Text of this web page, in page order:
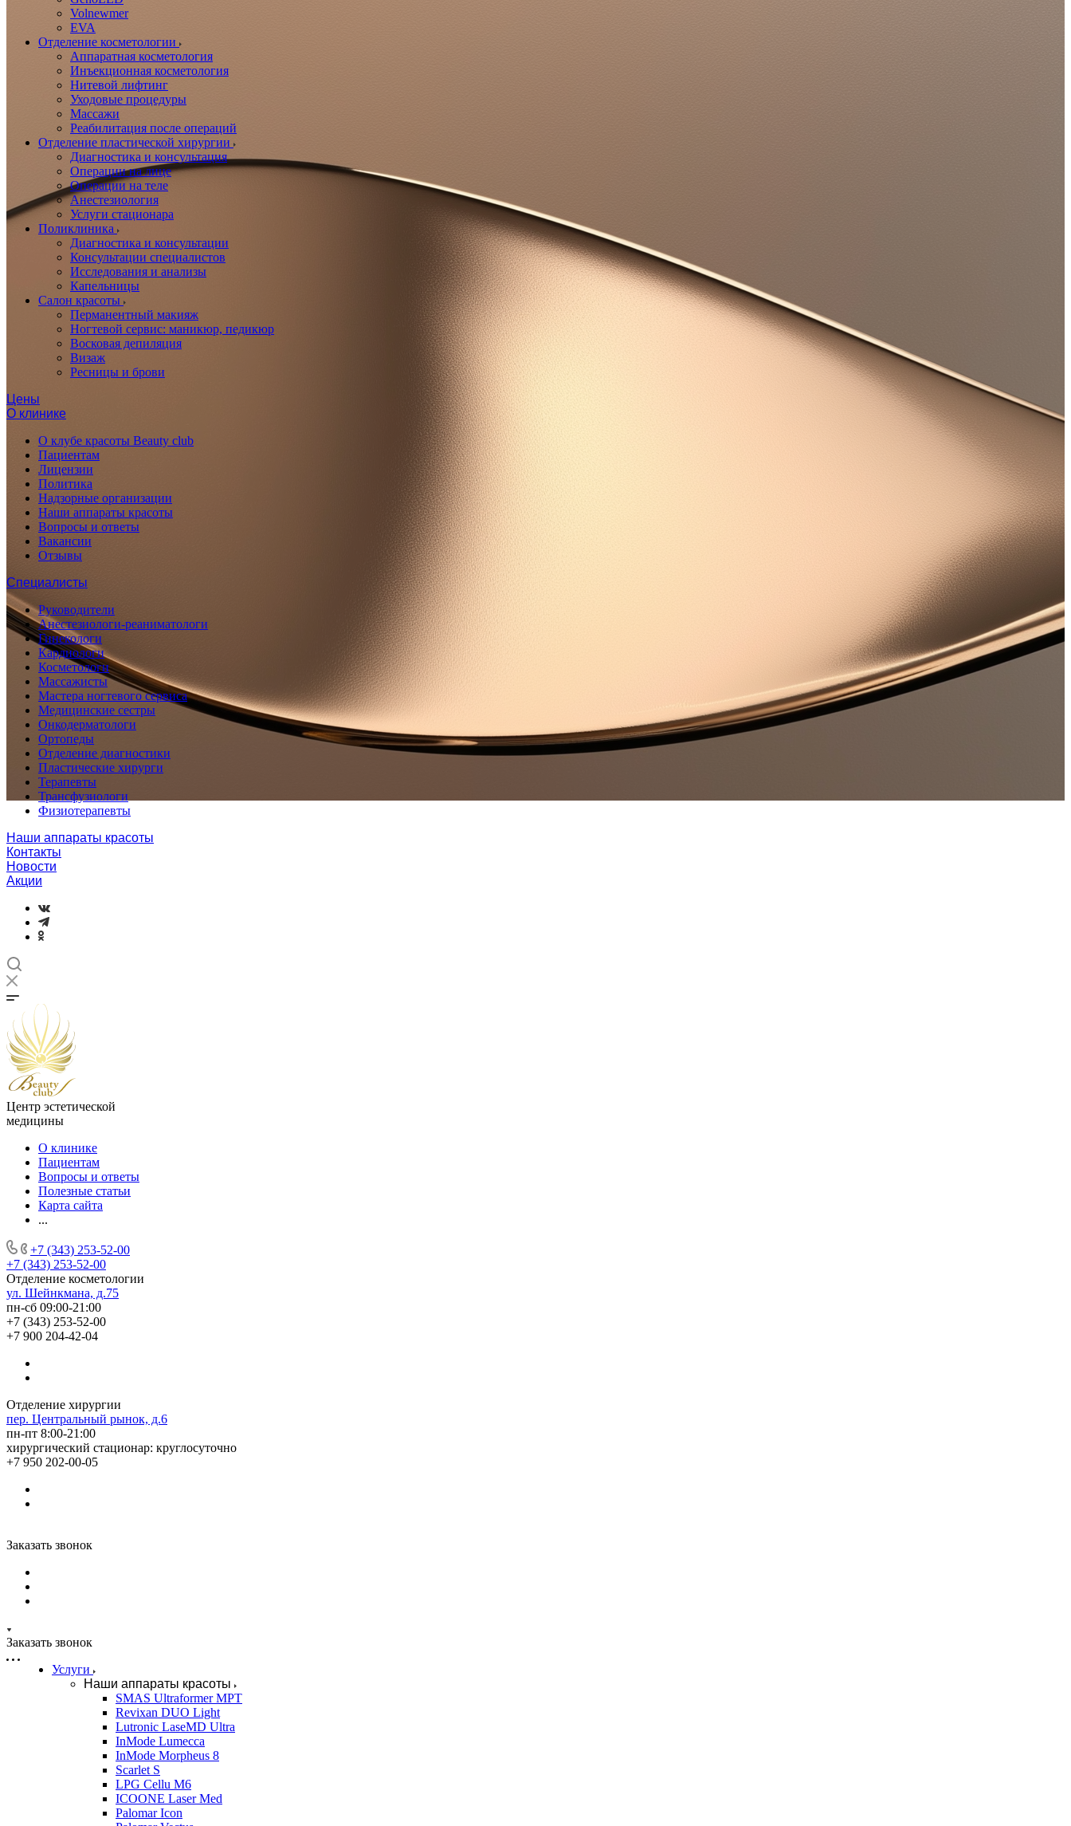
Volnewmer
EVA
Отделение косметологии
Аппаратная косметология
Инъекционная косметология
Нитевой лифтинг
Уходовые процедуры
Массажи
Реабилитация после операций
Отделение пластической хирургии
Диагностика и консультация
Операции на лице
Операции на теле
Анестезиология
Услуги стационара
Поликлиника
Диагностика и консультации
Консультации специалистов
Исследования и анализы
Капельницы
Салон красоты
Перманентный макияж
Ногтевой сервис: маникюр, педикюр
Восковая депиляция
Визаж
Ресницы и брови
Цены
О клинике
О клубе красоты Beauty club
Пациентам
Лицензии
Политика
Надзорные организации
Наши аппараты красоты
Вопросы и ответы
Вакансии
Отзывы
Специалисты
Руководители
Анестезиологи-реаниматологи
Гинекологи
Кардиологи
Косметологи
Массажисты
Мастера ногтевого сервиса
Медицинские сестры
Онкодерматологи
Ортопеды
Отделение диагностики
Пластические хирурги
Терапевты
Трансфузиологи
Физиотерапевты
Наши аппараты красоты
Контакты
Новости
Акции
Центр эстетической
медицины
О клинике
Пациентам
Вопросы и ответы
Полезные статьи
Карта сайта
...
+7 (343) 253-52-00
+7 (343) 253-52-00
Отделение косметологии
ул. Шейнкмана, д.75
пн-сб 09:00-21:00
+7 (343) 253-52-00
+7 900 204-42-04
Отделение хирургии
пер. Центральный рынок, д.6
пн-пт 8:00-21:00
хирургический стационар: круглосуточно
+7 950 202-00-05
Заказать звонок
Заказать звонок
Услуги
Наши аппараты красоты
SMAS Ultraformer MPT
Revixan DUO Light
Lutronic LaseMD Ultra
InMode Lumecca
InMode Morpheus 8
Scarlet S
LPG Cellu M6
ICOONE Laser Med
Palomar Icon